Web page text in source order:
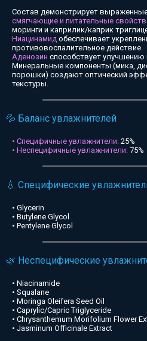
Состав демонстрирует
смягчающие и питательные
моринги и каприлик/каприк
Ниацинамид обеспечивает
противовоспалительное действие.
Аденозин способствует
Минеральные компоненты (мика,
порошки) создают оптический
текстуры.
💦 Баланс увлажнителей
• Специфичные увлажнители: 25%
• Неспецифичные увлажнители: 75%
💧 Специфические
• Glycerin
• Butylene Glycol
• Pentylene Glycol
🌿 Неспецифические
• Niacinamide
• Squalane
• Moringa Oleifera Seed Oil
• Caprylic/Capric Triglyceride
• Chrysanthemum Morifolium Flower
• Jasminum Officinale Extract